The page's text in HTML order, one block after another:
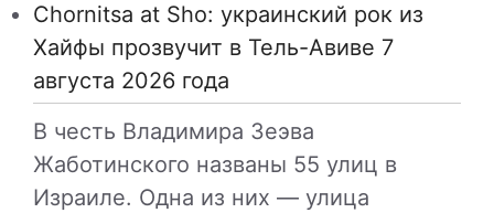
Chornitsa at Sho: украинский рок из
Хайфы прозвучит в Тель-Авиве 7
августа 2026 года
В честь Владимира Зеэва
Жаботинского названы 55 улиц в
Израиле. Одна из них — улица